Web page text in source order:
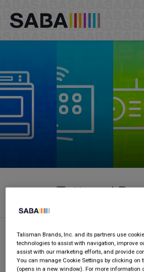
Tutto sui
A casa o in viaggio, il
passione e migliora la vita
Talisman Brands, Inc. and its partners use
technologies to assist with navigation, improve
assist with our marketing efforts, and provide
You can manage Cookie Settings by clicking on
(opens in a new window). For more information